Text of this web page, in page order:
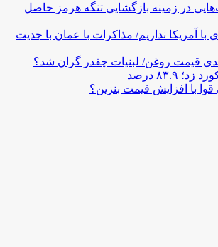
در زمینه بازگشایی تنگه هرمز حاصل
با آمریکا نداریم/ مذاکرات با عمان با جدیت
۸۳.۹ درصد
با افزایش قیمت بنزین؟